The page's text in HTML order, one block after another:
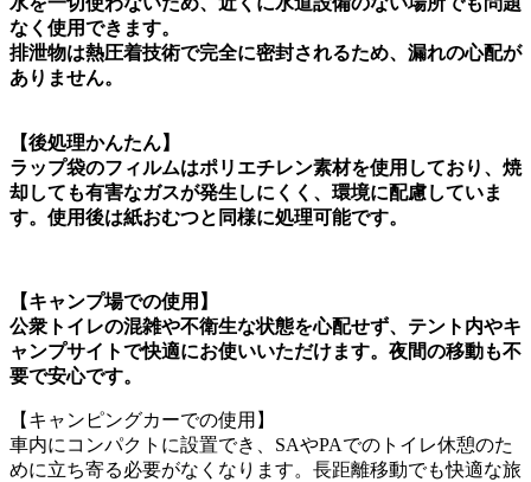
なく使用できます。
排泄物は熱圧着技術で完全に密封されるため、漏れの心配が
ありません。
【後処理かんたん】
ラップ袋のフィルムはポリエチレン素材を使用しており、焼
却しても有害なガスが発生しにくく、環境に配慮していま
す。使用後は紙おむつと同様に処理可能です。
【キャンプ場での使用】
公衆トイレの混雑や不衛生な状態を心配せず、テント内やキ
ャンプサイトで快適にお使いいただけます。夜間の移動も不
要で安心です。
【キャンピングカーでの使用】
車内にコンパクトに設置でき、SAやPAでのトイレ休憩のた
めに立ち寄る必要がなくなります。長距離移動でも快適な旅